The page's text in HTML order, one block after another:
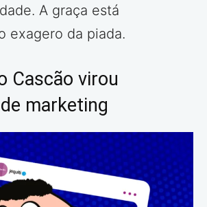
A graça está
exagero da piada.
Cascão virou
marketing